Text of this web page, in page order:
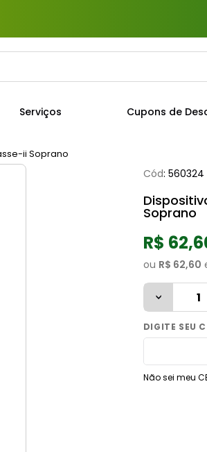
Serviços Cupons de
ii Soprano
Cód: 560324
Soprano
R$
ou R$ 62,60
Não sei meu